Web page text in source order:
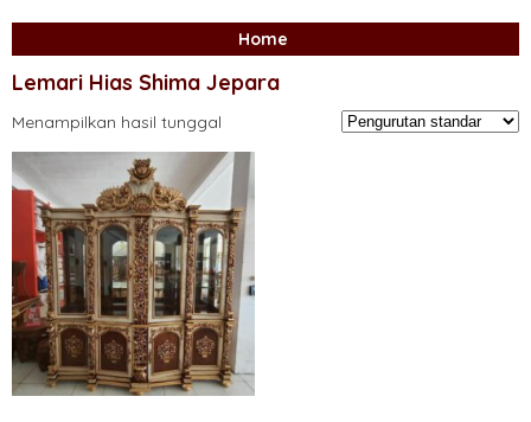
Home
Lemari Hias Shima Jepara
Menampilkan hasil tunggal